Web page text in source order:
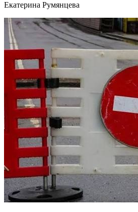
Екатерина Румянцева